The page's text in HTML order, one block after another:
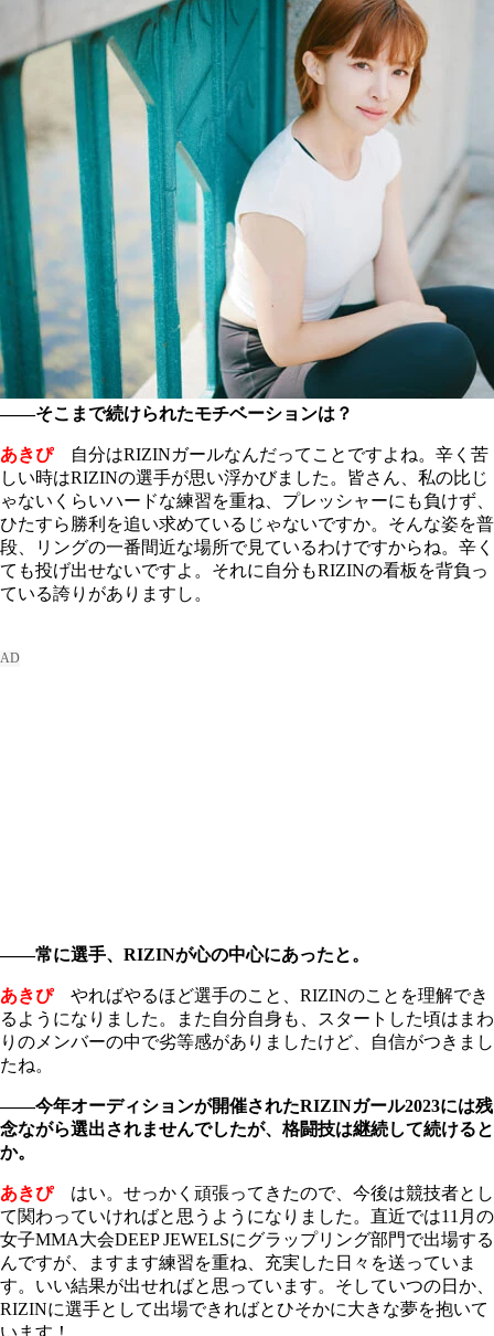
――そこまで続けられたモチベーションは？
あきぴ自分はRIZINガールなんだってことですよね。辛く苦
しい時はRIZINの選手が思い浮かびました。皆さん、私の比じ
ゃないくらいハードな練習を重ね、プレッシャーにも負けず、
ひたすら勝利を追い求めているじゃないですか。そんな姿を普
段、リングの一番間近な場所で見ているわけですからね。辛く
ても投げ出せないですよ。それに自分もRIZINの看板を背負っ
ている誇りがありますし。
――常に選手、RIZINが心の中心にあったと。
あきぴやればやるほど選手のこと、RIZINのことを理解でき
るようになりました。また自分自身も、スタートした頃はまわ
りのメンバーの中で劣等感がありましたけど、自信がつきまし
たね。
――今年オーディションが開催されたRIZINガール2023には残
念ながら選出されませんでしたが、格闘技は継続して続けると
か。
あきぴはい。せっかく頑張ってきたので、今後は競技者とし
て関わっていければと思うようになりました。直近では11月の
女子MMA大会DEEP JEWELSにグラップリング部門で出場する
んですが、ますます練習を重ね、充実した日々を送っていま
す。いい結果が出せればと思っています。そしていつの日か、
RIZINに選手として出場できればとひそかに大きな夢を抱いて
います！